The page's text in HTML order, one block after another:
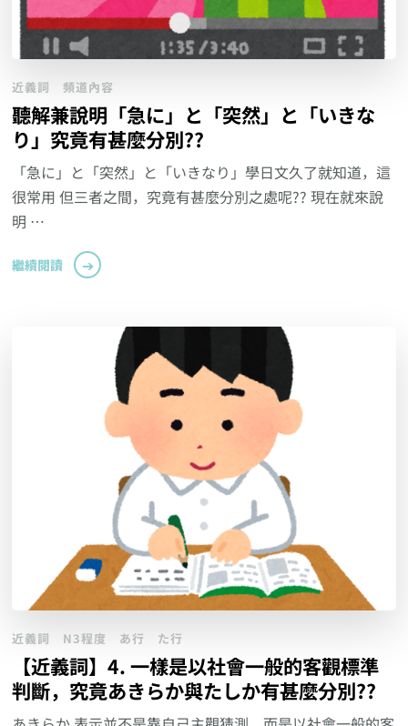
近義詞 頻道內容
聽解兼說明「急に」と「突然」と「いきな
り」究竟有甚麼分別??
「急に」と「突然」と「いきなり」學日文久了就知道，這
很常用 但三者之間，究竟有甚麼分別之處呢?? 現在就來說
明 …
繼續閱讀
近義詞 N3程度 あ行 た行
【近義詞】4. 一樣是以社會一般的客觀標準
判斷，究竟あきらか與たしか有甚麼分別??